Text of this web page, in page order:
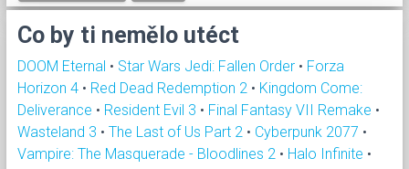
Co by ti nemělo utéct
DOOM Eternal • Star Wars Jedi: Fallen Order • Forza
Horizon 4 • Red Dead Redemption 2 • Kingdom Come:
Deliverance • Resident Evil 3 • Final Fantasy VII Remake •
Wasteland 3 • The Last of Us Part 2 • Cyberpunk 2077 •
Vampire: The Masquerade - Bloodlines 2 • Halo Infinite •